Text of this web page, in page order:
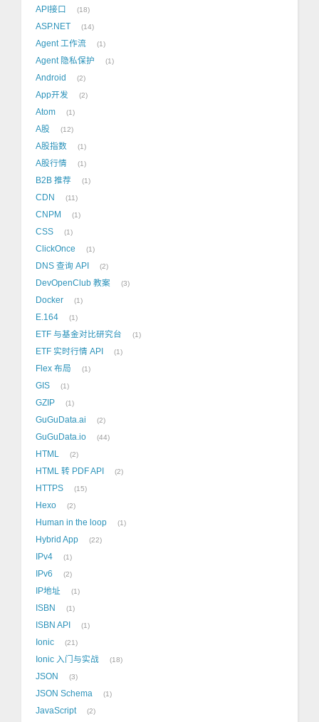
API接口 18
ASP.NET 14
Agent 工作流 1
Agent 隐私保护 1
Android 2
App开发 2
Atom 1
A股 12
A股指数 1
A股行情 1
B2B 推荐 1
CDN 11
CNPM 1
CSS 1
ClickOnce 1
DNS 查询 API 2
DevOpenClub 教案 3
Docker 1
E.164 1
ETF 与基金对比研究台 1
ETF 实时行情 API 1
Flex 布局 1
GIS 1
GZIP 1
GuGuData.ai 2
GuGuData.io 44
HTML 2
HTML 转 PDF API 2
HTTPS 15
Hexo 2
Human in the loop 1
Hybrid App 22
IPv4 1
IPv6 2
IP地址 1
ISBN 1
ISBN API 1
Ionic 21
Ionic 入门与实战 18
JSON 3
JSON Schema 1
JavaScript 2